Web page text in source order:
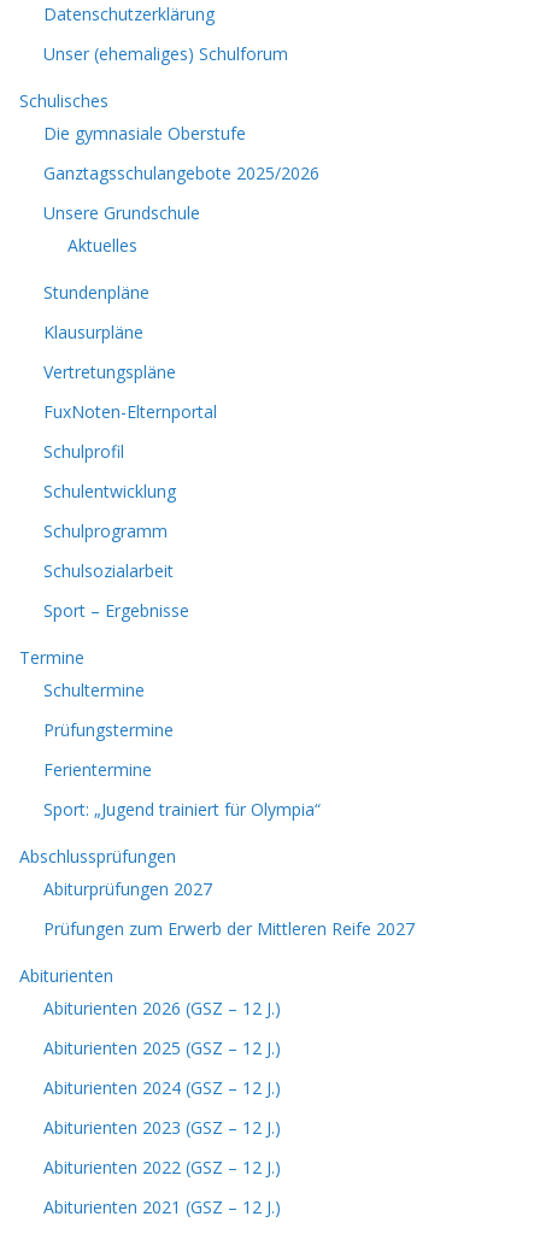
Datenschutzerklärung
Unser (ehemaliges) Schulforum
Schulisches
Die gymnasiale Oberstufe
Ganztagsschulangebote 2025/2026
Unsere Grundschule
Aktuelles
Stundenpläne
Klausurpläne
Vertretungspläne
FuxNoten-Elternportal
Schulprofil
Schulentwicklung
Schulprogramm
Schulsozialarbeit
Sport – Ergebnisse
Termine
Schultermine
Prüfungstermine
Ferientermine
Sport: „Jugend trainiert für Olympia“
Abschlussprüfungen
Abiturprüfungen 2027
Prüfungen zum Erwerb der Mittleren Reife 2027
Abiturienten
Abiturienten 2026 (GSZ – 12 J.)
Abiturienten 2025 (GSZ – 12 J.)
Abiturienten 2024 (GSZ – 12 J.)
Abiturienten 2023 (GSZ – 12 J.)
Abiturienten 2022 (GSZ – 12 J.)
Abiturienten 2021 (GSZ – 12 J.)